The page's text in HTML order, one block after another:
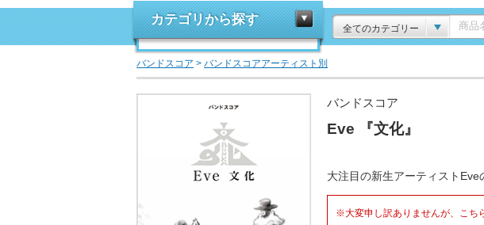
カテゴリから探す
全てのカテゴリー
バンドスコア > バンドスコアアーティスト別
バンドスコア
Eve 『文化』
大注目の新生アーティストEve
※大変申し訳ありませんが、こち